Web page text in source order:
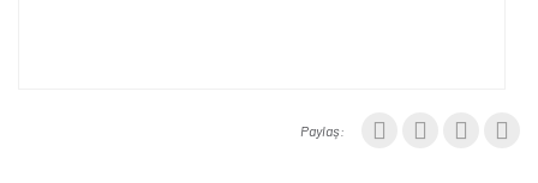
Paylaş: